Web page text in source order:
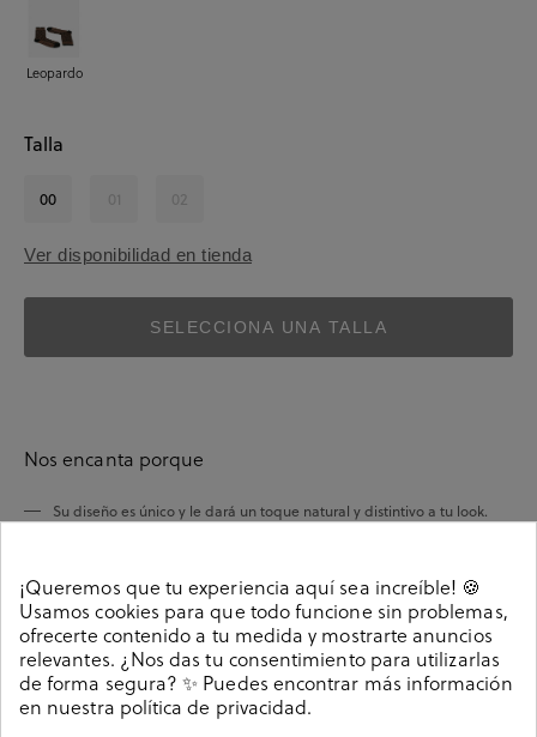
Leopardo
Talla
00 01 02
Ver disponibilidad en tienda
SELECCIONA UNA TALLA
Nos encanta porque
Su diseño es único y le dará un toque natural y distintivo a tu look.
Su fabricación con algodón orgánico aporta un granito de arena a
trabajar por un planeta más sostenible.
¡Queremos que tu experiencia aquí sea increíble! 🍪
Usamos cookies para que todo funcione sin problemas,
ofrecerte contenido a tu medida y mostrarte anuncios
relevantes. ¿Nos das tu consentimiento para utilizarlas
de forma segura? ✨ Puedes encontrar más información
en nuestra política de privacidad.